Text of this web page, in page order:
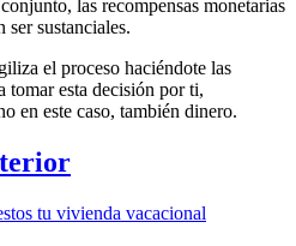
las recompensas monetarias
ser sustanciales.
el proceso haciéndote las
tomar esta decisión por ti,
en este caso, también dinero.
tu vivienda vacacional